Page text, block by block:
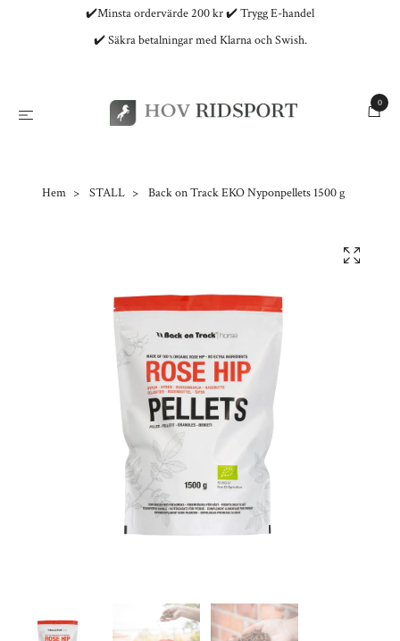
✔️Minsta ordervärde 200 kr ✔️ Trygg E-handel
✔️ Säkra betalningar med Klarna och Swish.
0
Hem STALL Back on Track EKO Nyponpellets 1500 g